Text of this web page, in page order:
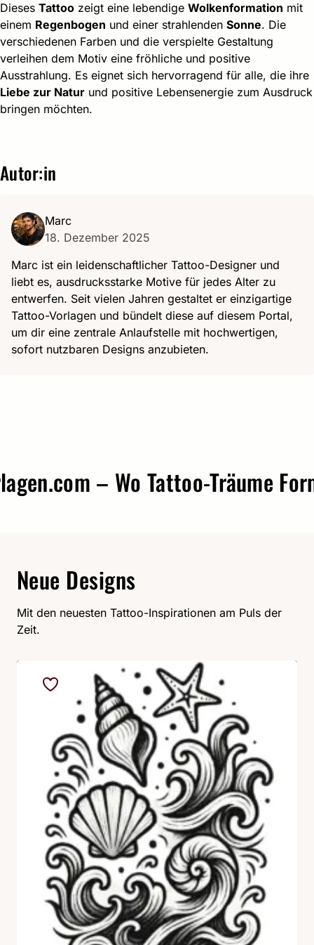
Dieses Tattoo zeigt eine lebendige Wolkenformation mit
einem Regenbogen und einer strahlenden Sonne. Die
verschiedenen Farben und die verspielte Gestaltung
verleihen dem Motiv eine fröhliche und positive
Ausstrahlung. Es eignet sich hervorragend für alle, die ihre
Liebe zur Natur und positive Lebensenergie zum Ausdruck
bringen möchten.
Autor:in
Marc
18. Dezember 2025
Marc ist ein leidenschaftlicher Tattoo-Designer und
liebt es, ausdrucksstarke Motive für jedes Alter zu
entwerfen. Seit vielen Jahren gestaltet er einzigartige
Tattoo-Vorlagen und bündelt diese auf diesem Portal,
um dir eine zentrale Anlaufstelle mit hochwertigen,
sofort nutzbaren Designs anzubieten.
– Wo Tattoo-Träume Form
Neue Designs
Mit den neuesten Tattoo-Inspirationen am Puls der
Zeit.